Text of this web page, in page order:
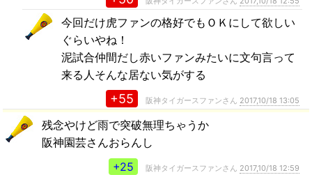
今回だけ虎ファンの格好でもＯＫにして欲しい
ぐらいやね！
泥試合仲間だし赤いファンみたいに文句言って
来る人そんな居ない気がする
+55 阪神タイガースファンさん 2017,10/18 13:05
残念やけど雨で突破無理ちゃうか
阪神園芸さんおらんし
+25
阪神タイガースファンさん 2017,10/18 12:59